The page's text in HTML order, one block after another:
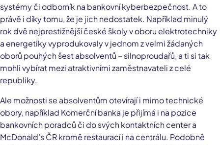
systémy či odborník na bankovní kyberbezpečnost. A to
právě i díky tomu, že je jich nedostatek. Například minulý
rok dvě nejprestižnější české školy v oboru elektrotechniky
a energetiky vyprodukovaly v jednom z velmi žádaných
oborů pouhých šest absolventů – silnoproudařů, a ti si tak
mohli vybírat mezi atraktivními zaměstnavateli z celé
republiky.
Ale možnosti se absolventům otevírají i mimo technické
obory, například Komerční banka je přijímá i na pozice
bankovních poradců či do svých kontaktních center a
McDonald’s ČR kromě restaurací i na centrálu. Podobně